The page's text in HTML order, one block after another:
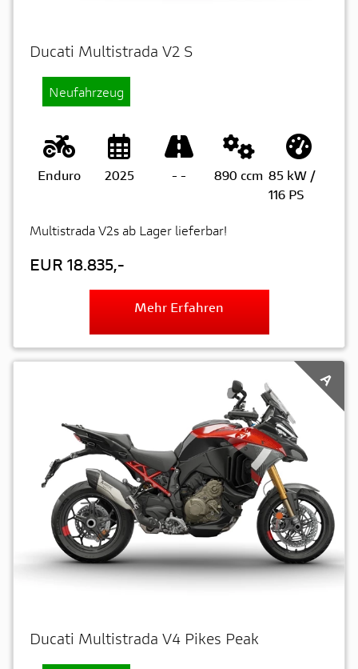
Ducati Multistrada V2 S
Neufahrzeug
Enduro 2025 - - 890 ccm 85 kW /
116 PS
Multistrada V2s ab Lager lieferbar!
EUR 18.835,-
Mehr Erfahren
Ducati Multistrada V4 Pikes Peak
A